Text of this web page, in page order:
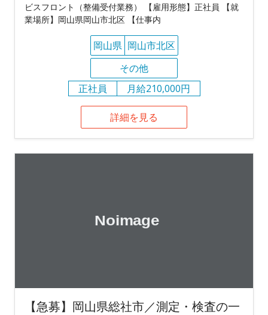
ビスフロント（整備受付業務） 【雇用形態】正社員 【就
業場所】岡山県岡山市北区 【仕事内
岡山県 岡山市北区
その他
正社員
月給210,000円
詳細を見る
【急募】岡山県総社市／測定・検査の一